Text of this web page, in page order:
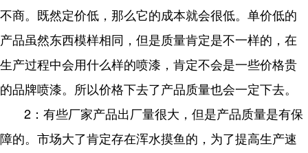
不商。既然定价低，那么它的成本就会很低。单价低的
产品虽然东西模样相同，但是质量肯定是不一样的，在
生产过程中会用什么样的喷漆，肯定不会是一些价格贵
的品牌喷漆。所以价格下去了产品质量也会一定下去。
2：有些厂家产品出厂量很大，但是产品质量是有保
障的。市场大了肯定存在浑水摸鱼的，为了提高生产速